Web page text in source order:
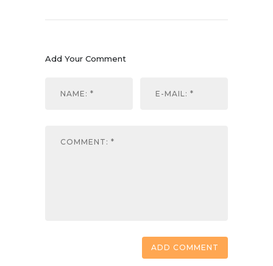
Add Your Comment